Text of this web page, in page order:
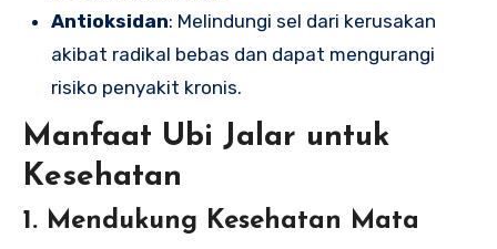
Antioksidan: Melindungi sel dari kerusakan
akibat radikal bebas dan dapat mengurangi
risiko penyakit kronis.
Manfaat Ubi Jalar untuk
Kesehatan
1. Mendukung Kesehatan Mata